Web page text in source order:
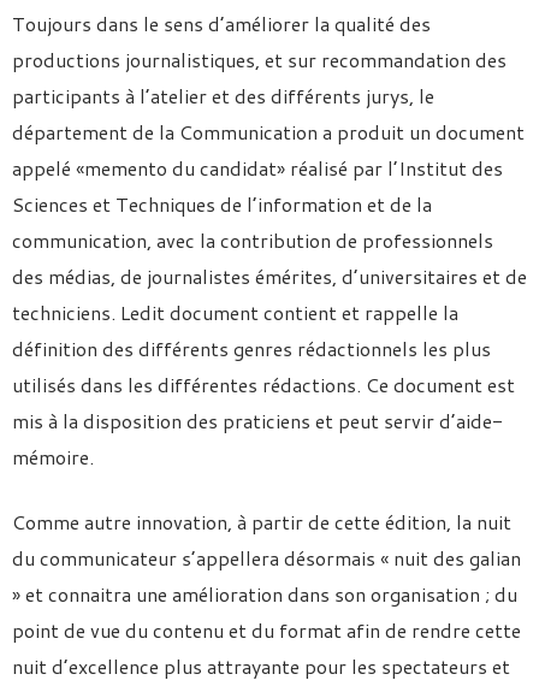
Toujours dans le sens d’améliorer la qualité des
productions journalistiques, et sur recommandation des
participants à l’atelier et des différents jurys, le
département de la Communication a produit un document
appelé «memento du candidat» réalisé par l’Institut des
Sciences et Techniques de l’information et de la
communication, avec la contribution de professionnels
des médias, de journalistes émérites, d’universitaires et de
techniciens. Ledit document contient et rappelle la
définition des différents genres rédactionnels les plus
utilisés dans les différentes rédactions. Ce document est
mis à la disposition des praticiens et peut servir d’aide-
mémoire.
Comme autre innovation, à partir de cette édition, la nuit
du communicateur s’appellera désormais « nuit des galian
» et connaitra une amélioration dans son organisation ; du
point de vue du contenu et du format afin de rendre cette
nuit d’excellence plus attrayante pour les spectateurs et